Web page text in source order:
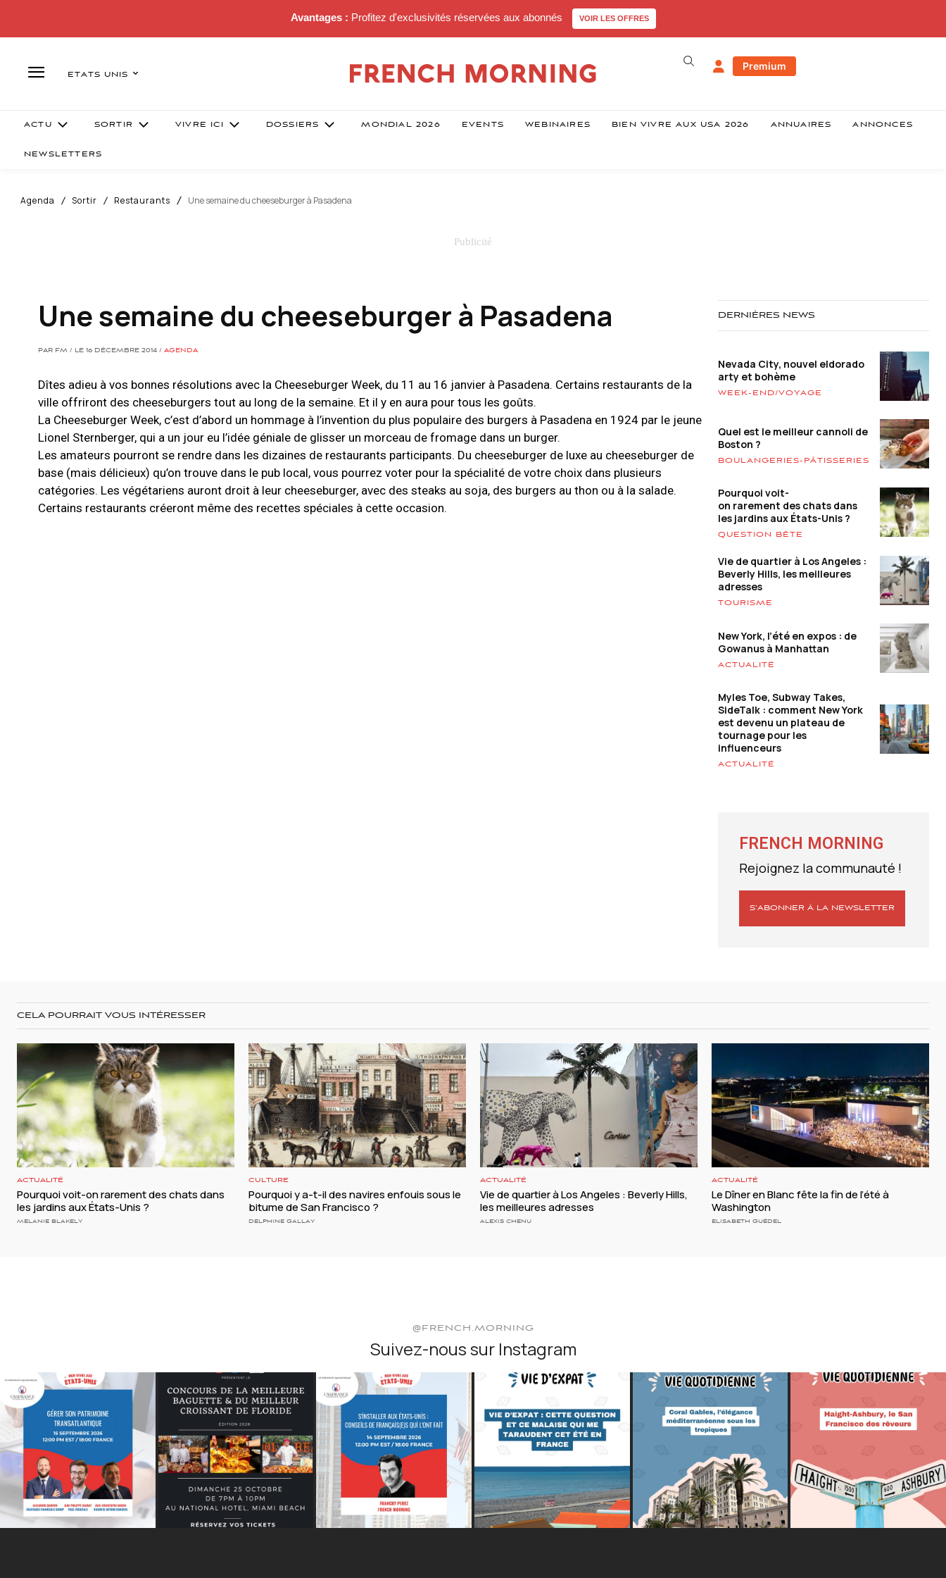
Avantages : Profitez d'exclusivités réservées aux abonnés VOIR LES OFFRES
ETATS UNIS
Premium
ACTU SORTIR VIVRE ICI DOSSIERS MONDIAL 2026 EVENTS WEBINAIRES BIEN VIVRE AUX USA 2026 ANNUAIRES ANNONCES
NEWSLETTERS
Agenda Sortir Restaurants Une semaine du cheeseburger à Pasadena
Une semaine du cheeseburger à Pasadena
PAR FM / LE 16 DÉCEMBRE 2014 / AGENDA
Dîtes adieu à vos bonnes résolutions avec la Cheeseburger Week, du 11 au 16 janvier à Pasadena. Certains restaurants de la
ville offriront des cheeseburgers tout au long de la semaine. Et il y en aura pour tous les goûts.
La Cheeseburger Week, c’est d’abord un hommage à l’invention du plus populaire des burgers à Pasadena en 1924 par le jeune
Lionel Sternberger, qui a un jour eu l’idée géniale de glisser un morceau de fromage dans un burger.
Les amateurs pourront se rendre dans les dizaines de restaurants participants. Du cheeseburger de luxe au cheeseburger de
base (mais délicieux) qu’on trouve dans le pub local, vous pourrez voter pour la spécialité de votre choix dans plusieurs
catégories. Les végétariens auront droit à leur cheeseburger, avec des steaks au soja, des burgers au thon ou à la salade.
Certains restaurants créeront même des recettes spéciales à cette occasion.
DERNIÈRES NEWS
Nevada City, nouvel eldorado
arty et bohème
WEEK-END/VOYAGE
Quel est le meilleur cannoli de
Boston ?
BOULANGERIES-PÂTISSERIES
Pourquoi voit-
on rarement des chats dans
les jardins aux États-Unis ?
QUESTION BÊTE
Vie de quartier à Los Angeles :
Beverly Hills, les meilleures
adresses
TOURISME
New York, l’été en expos : de
Gowanus à Manhattan
ACTUALITÉ
Myles Toe, Subway Takes,
SideTalk : comment New York
est devenu un plateau de
tournage pour les
influenceurs
ACTUALITÉ
FRENCH MORNING
Rejoignez la communauté !
S’ABONNER À LA NEWSLETTER
CELA POURRAIT VOUS INTÉRESSER
ACTUALITÉ
Pourquoi voit-on rarement des chats dans
les jardins aux États-Unis ?
MELANIE BLAKELY
CULTURE
Pourquoi y a-t-il des navires enfouis sous le
bitume de San Francisco ?
DELPHINE GALLAY
ACTUALITÉ
Vie de quartier à Los Angeles : Beverly Hills,
les meilleures adresses
ALEXIS CHENU
ACTUALITÉ
Le Dîner en Blanc fête la fin de l’été à
Washington
ELISABETH GUÉDEL
@FRENCH.MORNING
Suivez-nous sur Instagram